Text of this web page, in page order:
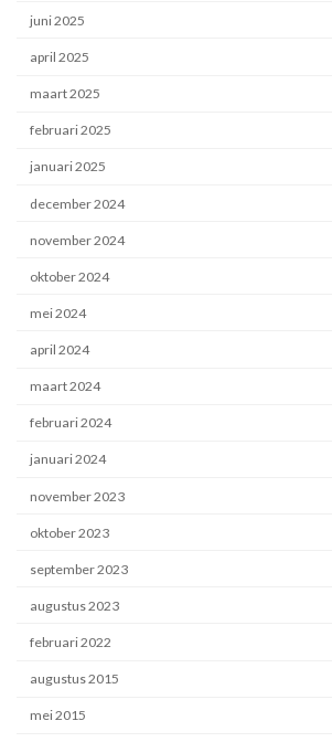
juni 2025
april 2025
maart 2025
februari 2025
januari 2025
december 2024
november 2024
oktober 2024
mei 2024
april 2024
maart 2024
februari 2024
januari 2024
november 2023
oktober 2023
september 2023
augustus 2023
februari 2022
augustus 2015
mei 2015